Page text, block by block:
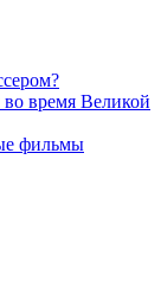
время Великой
фильмы